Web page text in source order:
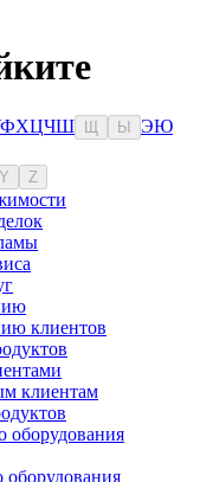
ФХЦЧШ Ы ЭЮ
Y Z
клиентов
клиентам
оборудования